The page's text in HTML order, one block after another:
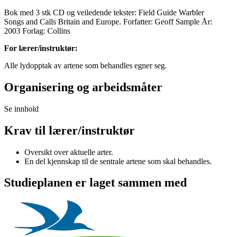
Bok med 3 stk CD og veiledende tekster: Field Guide Warbler
Songs and Calls Britain and Europe. Forfatter: Geoff Sample År:
2003 Forlag: Collins
For lærer/instruktør:
Alle lydopptak av artene som behandles egner seg.
Organisering og arbeidsmåter
Se innhold
Krav til lærer/instruktør
Oversikt over aktuelle arter.
En del kjennskap til de sentrale artene som skal behandles.
Studieplanen er laget sammen med